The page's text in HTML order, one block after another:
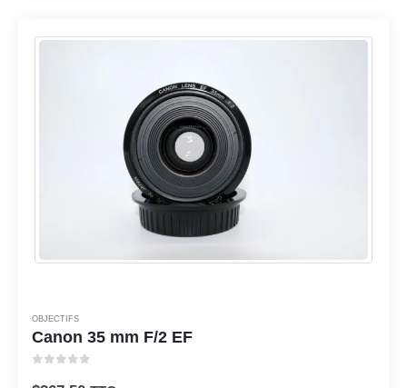
OBJECTIFS
Canon 35 mm F/2 EF